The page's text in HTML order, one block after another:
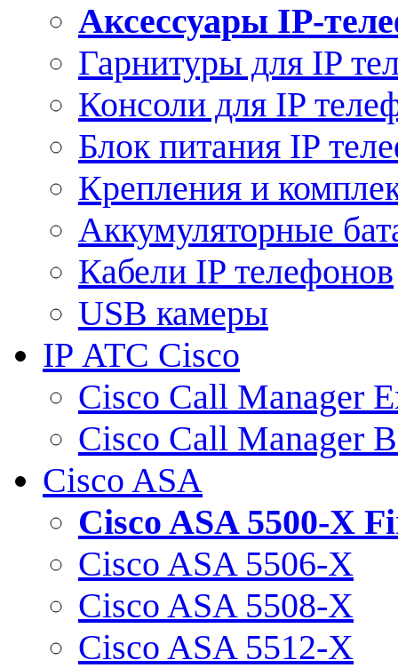
Аксессуары IP-
Гарнитуры для IP
Консоли для IP
Блок питания IP
Крепления и
Аккумуляторные
Кабели IP телефонов
USB камеры
IP АТС Cisco
Cisco Call Manager
Cisco Call Manager
Cisco ASA
Cisco ASA 5500-X
Cisco ASA 5506-X
Cisco ASA 5508-X
Cisco ASA 5512-X